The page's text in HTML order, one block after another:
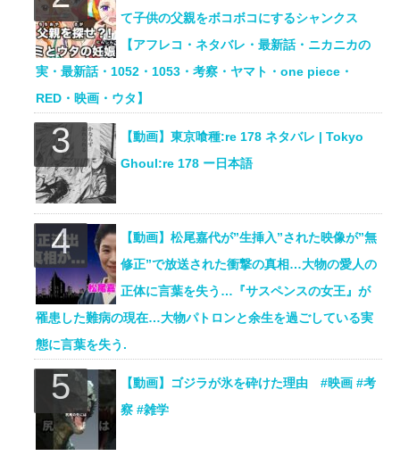
て子供の父親をボコボコにするシャンクス
【アフレコ・ネタバレ・最新話・ニカニカの
実・最新話・1052・1053・考察・ヤマト・one piece・
RED・映画・ウタ】
【動画】東京喰種:re 178 ネタバレ | Tokyo
Ghoul:re 178 ー日本語
【動画】松尾嘉代が”生挿入”された映像が”無
修正”で放送された衝撃の真相…大物の愛人の
正体に言葉を失う…『サスペンスの女王』が
罹患した難病の現在…大物パトロンと余生を過ごしている実
態に言葉を失う.
【動画】ゴジラが氷を砕けた理由 #映画 #考
察 #雑学